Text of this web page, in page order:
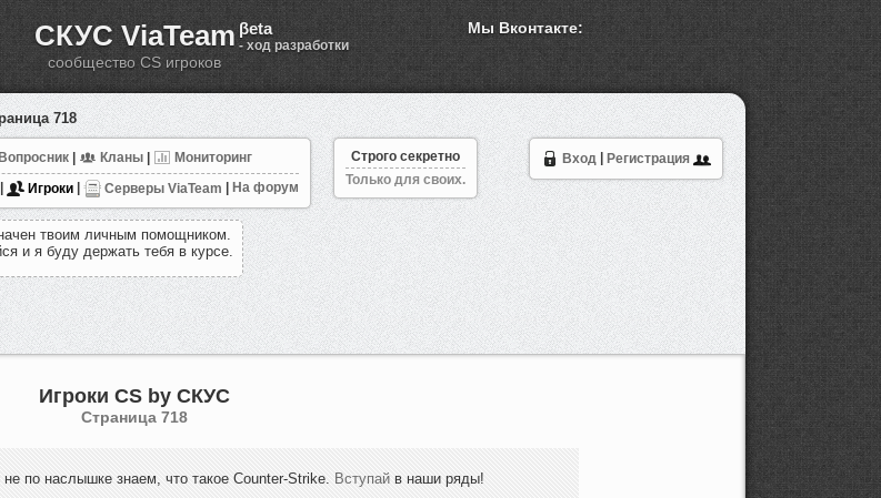
СКУС ViaTeam βeta
- ход разработки
сообщество CS игроков
Мы Вконтакте:
718
Вход Регистрация
Вопросник Кланы
Мониторинг
Игроки Серверы ViaTeam На форум
Строго секретно
Только для своих.
ачен твоим личным помощником.
ся и я буду держать тебя в курсе.
Игроки CS by СКУС
Cтраница 718
по наслышке знаем, что такое Counter-Strike. Вступай в наши ряды!